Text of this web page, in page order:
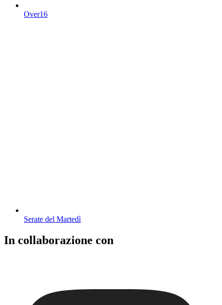
Over16
Serate del Martedì
In collaborazione con